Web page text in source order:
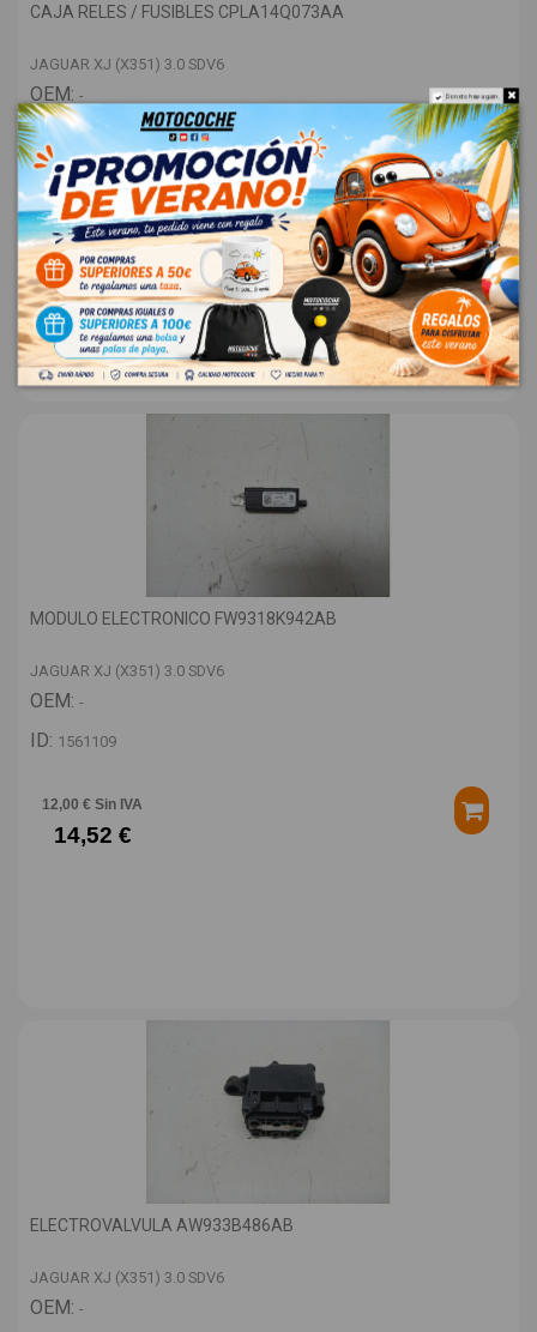
CAJA RELES / FUSIBLES CPLA14Q073AA
JAGUAR XJ (X351) 3.0 SDV6
OEM: -
ID: 1561110
28,00 € Sin IVA
33,88 €
MODULO ELECTRONICO FW9318K942AB
JAGUAR XJ (X351) 3.0 SDV6
OEM: -
ID: 1561109
12,00 € Sin IVA
14,52 €
ELECTROVALVULA AW933B486AB
JAGUAR XJ (X351) 3.0 SDV6
OEM: -
Do not show again.